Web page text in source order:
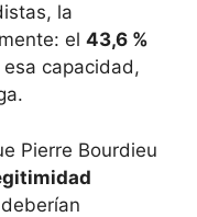
la
el 43,6 %
capacidad,
Pierre Bourdieu